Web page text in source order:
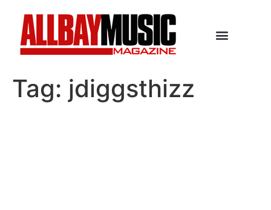
Tag: jdiggsthizz